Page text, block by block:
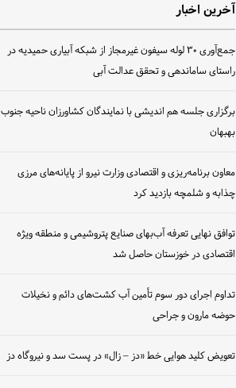
آخرین اخبار
جمع‌آوری ۳۰ لوله سیفون غیرمجاز از شبکه آبیاری حمیدیه در
راستای ساماندهی و تحقق عدالت آبی
برگزاری جلسه هم اندیشی با نمایندگان کشاورزان ناحیه جنوب
بهبهان
معاون برنامه‌ریزی و اقتصادی وزارت نیرو از پایانه‌های مرزی
چذابه و شلمچه بازدید کرد
توافق نهایی تعرفه آب‌بهای صنایع پتروشیمی و منطقه ویژه
اقتصادی در خوزستان حاصل شد
تداوم اجرای دور سوم تأمین آب کشت‌های دائم و نخیلات
حوضه مارون و جراحی
تعویض کلید هوایی خط «دز – زال» در پست سد و نیروگاه دز